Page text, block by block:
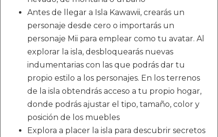
Antes de llegar a Isla Kawawii, crearás un
personaje desde cero o importarás un
personaje Mii para emplear como tu avatar. Al
explorar la isla, desbloquearás nuevas
indumentarias con las que podrás dar tu
propio estilo a los personajes. En los terrenos
de la isla obtendrás acceso a tu propio hogar,
donde podrás ajustar el tipo, tamaño, color y
posición de los muebles
Explora a placer la isla para descubrir secretos